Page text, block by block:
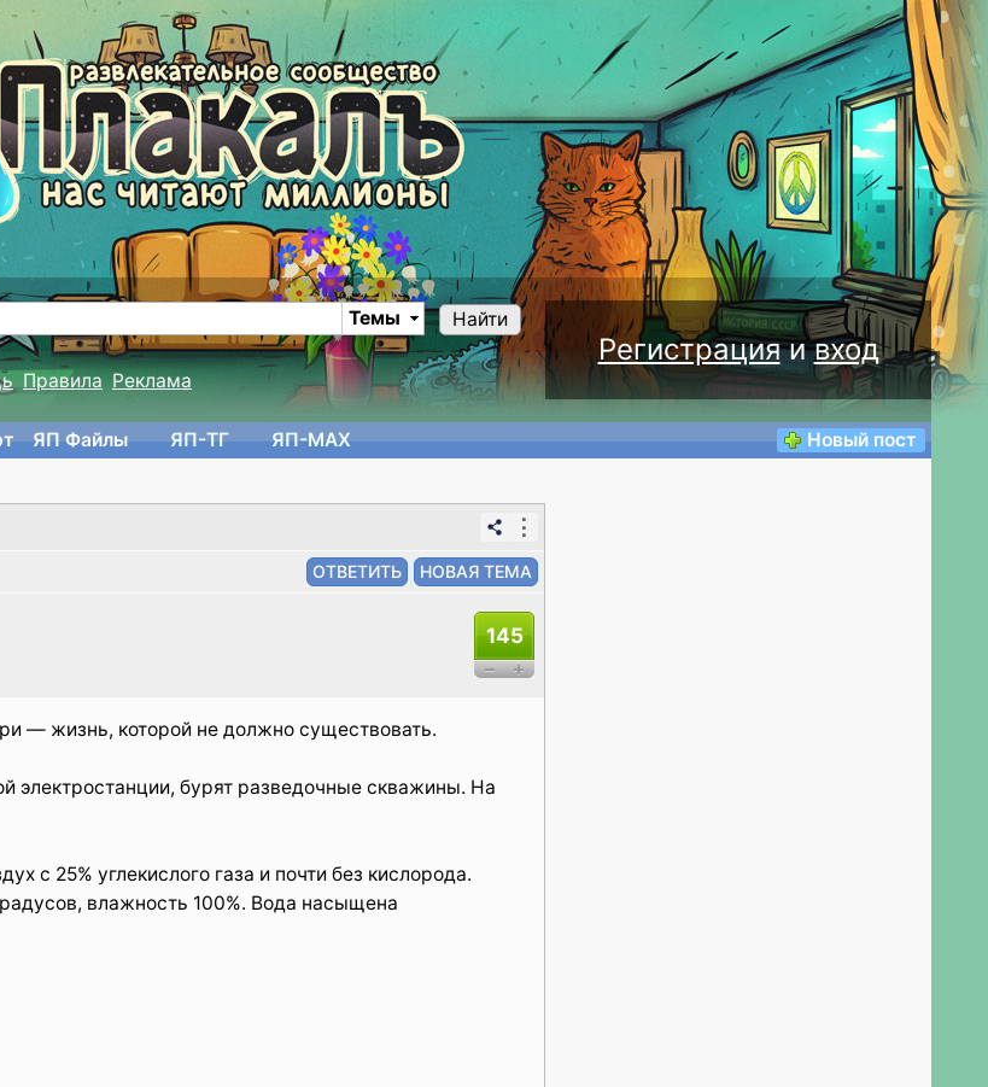
Регистрацияивход
Найти
Темы
Правила Реклама
ЯП Файлы ЯП-TГ ЯП-MAX
Новый пост
⋮
145
— жизнь, которой не должно существовать.
электростанции, бурят разведочные скважины. На
с 25% углекислого газа и почти без кислорода.
влажность 100%. Вода насыщена